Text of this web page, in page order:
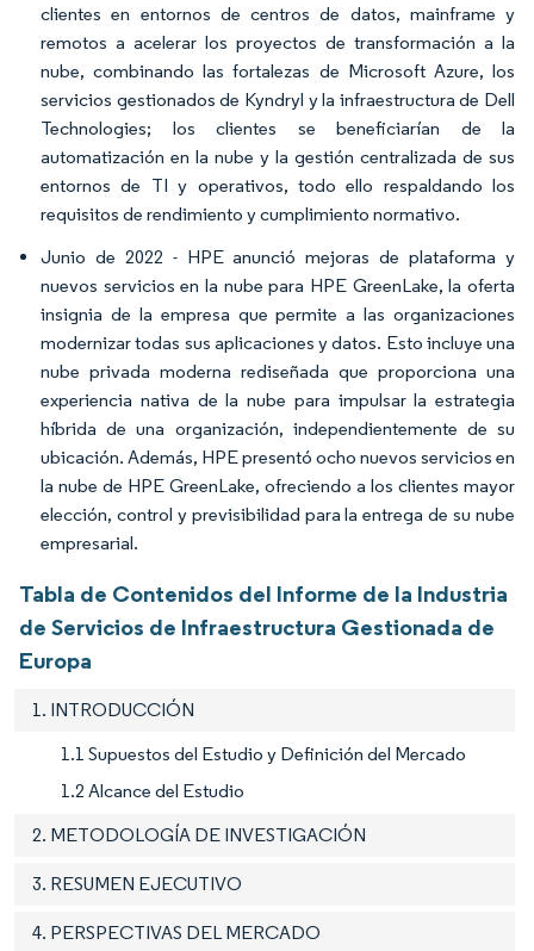
clientes en entornos de centros de datos, mainframe y
remotos a acelerar los proyectos de transformación a la
nube, combinando las fortalezas de Microsoft Azure, los
servicios gestionados de Kyndryl y la infraestructura de Dell
Technologies; los clientes se beneficiarían de la
automatización en la nube y la gestión centralizada de sus
entornos de TI y operativos, todo ello respaldando los
requisitos de rendimiento y cumplimiento normativo.
Junio de 2022 - HPE anunció mejoras de plataforma y
nuevos servicios en la nube para HPE GreenLake, la oferta
insignia de la empresa que permite a las organizaciones
modernizar todas sus aplicaciones y datos. Esto incluye una
nube privada moderna rediseñada que proporciona una
experiencia nativa de la nube para impulsar la estrategia
híbrida de una organización, independientemente de su
ubicación. Además, HPE presentó ocho nuevos servicios en
la nube de HPE GreenLake, ofreciendo a los clientes mayor
elección, control y previsibilidad para la entrega de su nube
empresarial.
Tabla de Contenidos del Informe de la Industria
de Servicios de Infraestructura Gestionada de
Europa
1. INTRODUCCIÓN
1.1 Supuestos del Estudio y Definición del Mercado
1.2 Alcance del Estudio
2. METODOLOGÍA DE INVESTIGACIÓN
3. RESUMEN EJECUTIVO
4. PERSPECTIVAS DEL MERCADO